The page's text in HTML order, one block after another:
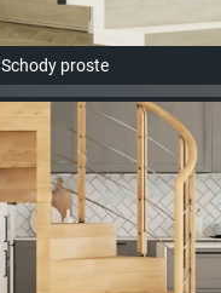
Schody proste